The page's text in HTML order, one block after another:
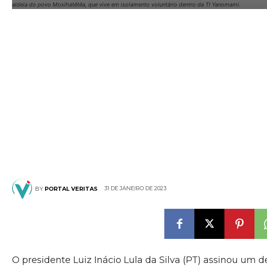
aldeia do povo Moxihatëtëa, que vive em isolamento voluntário dentro da TI Yanomami.
BY PORTAL VERITAS 31 DE JANEIRO DE 2023
O presidente Luiz Inácio Lula da Silva (PT) assinou um